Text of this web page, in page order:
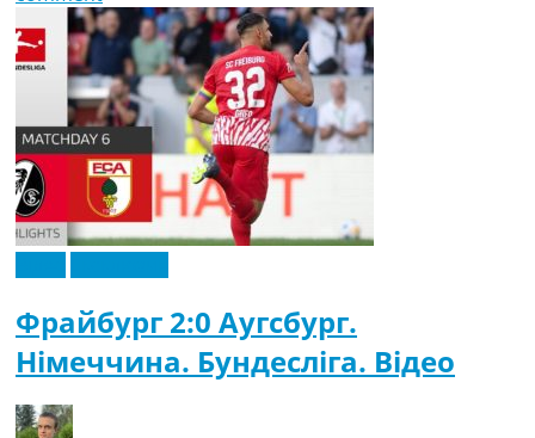
Фрайбург 2:0 Аугсбург.
Німеччина. Бундесліга. Відео